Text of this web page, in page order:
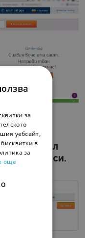
панел
си.
за
уебсайт,
в
за
още